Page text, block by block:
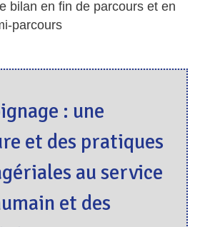
bilan en fin de parcours et en
parcours
: une
et des pratiques
au service
et des